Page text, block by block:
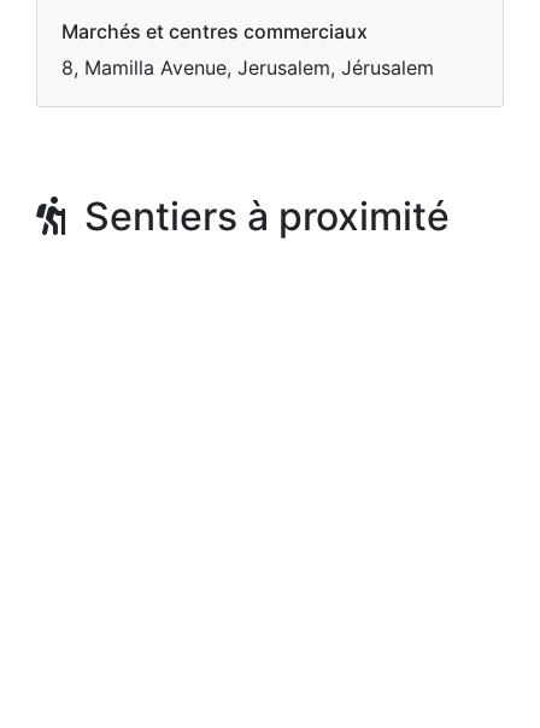
Marchés et centres commerciaux
8, Mamilla Avenue, Jerusalem, Jérusalem
Sentiers à proximité